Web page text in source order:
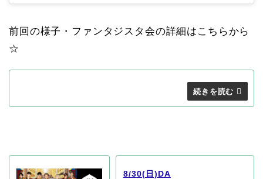
前回の様子・ファンタジスタ会の詳細はこちらから
☆
8/30(日)DA